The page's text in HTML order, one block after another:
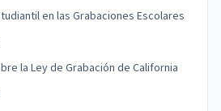
en las Grabaciones Escolares
la Ley de Grabación de California